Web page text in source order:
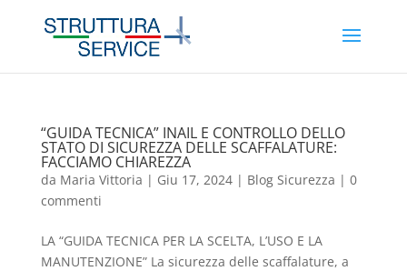
“GUIDA TECNICA” INAIL E CONTROLLO DELLO
STATO DI SICUREZZA DELLE SCAFFALATURE:
FACCIAMO CHIAREZZA
da Maria Vittoria | Giu 17, 2024| Blog Sicurezza | 0
commenti
LA “GUIDA TECNICA PER LA SCELTA, L’USO E LA
MANUTENZIONE” La sicurezza delle scaffalature, a